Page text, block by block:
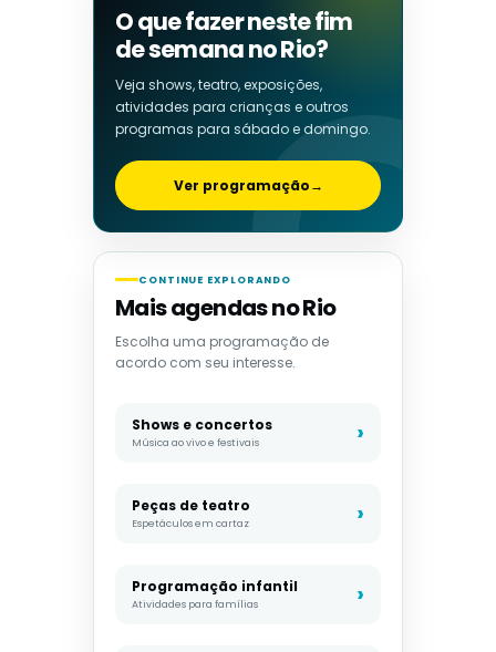
O que fazer neste fim
de semana no Rio?
Veja shows, teatro, exposições,
atividades para crianças e outros
programas para sábado e domingo.
Ver programação→
CONTINUE EXPLORANDO
Mais agendas no Rio
Escolha uma programação de
acordo com seu interesse.
Shows e concertos
Música ao vivo e festivais
Peças de teatro
Espetáculos em cartaz
Programação infantil
Atividades para famílias